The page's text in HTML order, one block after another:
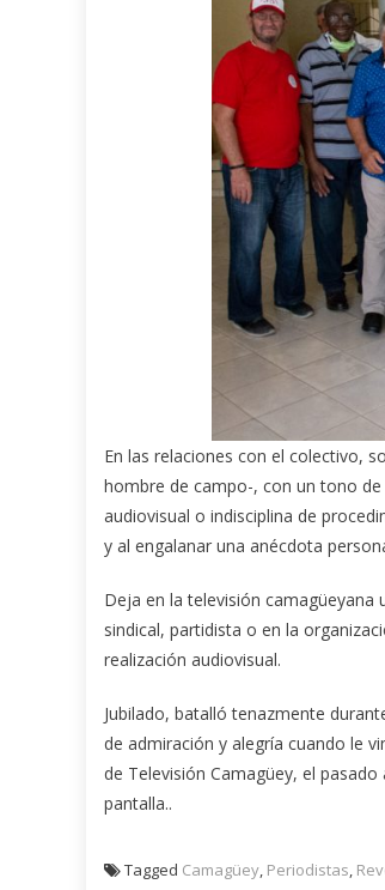
En las relaciones con el colectivo,
hombre de campo-, con un tono
audiovisual o indisciplina de
y al engalanar una anécdota
Deja en la televisión
sindical, partidista o en la
realización audiovisual.
Jubilado, batalló tenazmente
de admiración y alegría cuando le
de Televisión Camagüey, el
pantalla..
Tagged Camagüey, Periodistas,